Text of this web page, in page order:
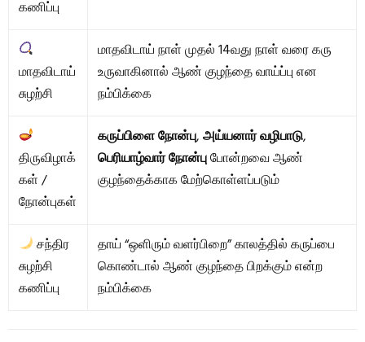
கணிப்பு
மாதவிடாய்
சுழற்சி
மாதவிடாய் நாள் முதல் 14வது நாள் வரை கரு
உருவாகினால் ஆண் குழந்தை வாய்ப்பு என
நம்பிக்கை
திருவிழாக்
கள் /
நோன்புகள்
கருப்பிளை நோன்பு,அய்யனார் வழிபாடு,
பெரியாழ்வார் நோன்புபோன்றவை ஆண்
குழந்தைக்காக மேற்கொள்ளப்படும்
சந்திர
சுழற்சி
கணிப்பு
தாய் “ஒளிரும் வளர்பிறை” காலத்தில் கருப்பை
கொண்டால் ஆண் குழந்தை பிறக்கும் என்ற
நம்பிக்கை